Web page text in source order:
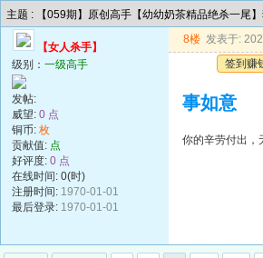
主题 : 【059期】原创高手【幼幼奶茶精品绝杀一尾
【女人杀手】
级别： 一级高手
发帖:
威望: 0 点
铜币: 枚
贡献值: 点
好评度: 0 点
在线时间: 0(时)
注册时间: 1970-01-01
最后登录: 1970-01-01
8楼 发表于:
签到赚
事如意
你的辛劳付出，